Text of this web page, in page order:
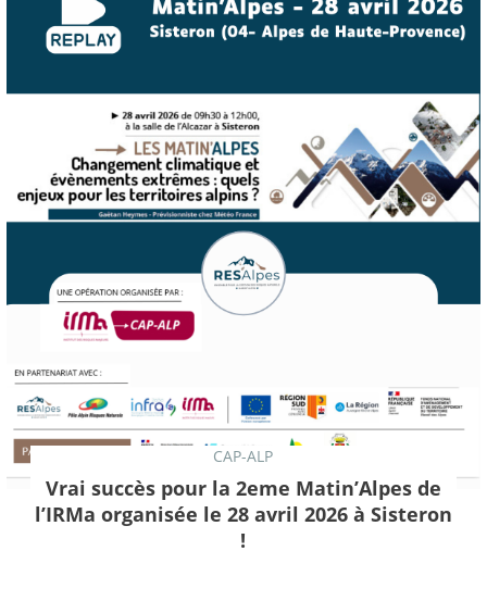
CAP-ALP
Vrai succès pour la 2eme Matin’Alpes de
l’IRMa organisée le 28 avril 2026 à Sisteron
!